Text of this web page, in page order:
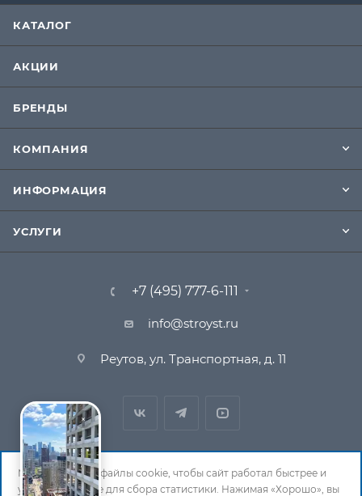
КАТАЛОГ
АКЦИИ
БРЕНДЫ
КОМПАНИЯ
ИНФОРМАЦИЯ
УСЛУГИ
+7 (495) 777-6-111
info@stroyst.ru
Реутов, ул. Транспортная, д. 11
Мы используем файлы cookie, чтобы сайт работал быстрее и
удобнее, а также для сбора статистики. Нажимая «Хорошо», вы